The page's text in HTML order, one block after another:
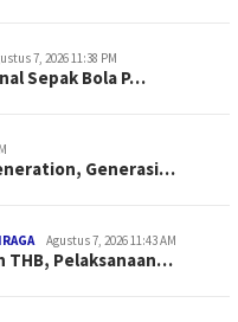
7, 2026 11:38 PM
Sepak Bola P…
Generasi…
Agustus 7, 2026 11:43 AM
THB, Pelaksanaan…